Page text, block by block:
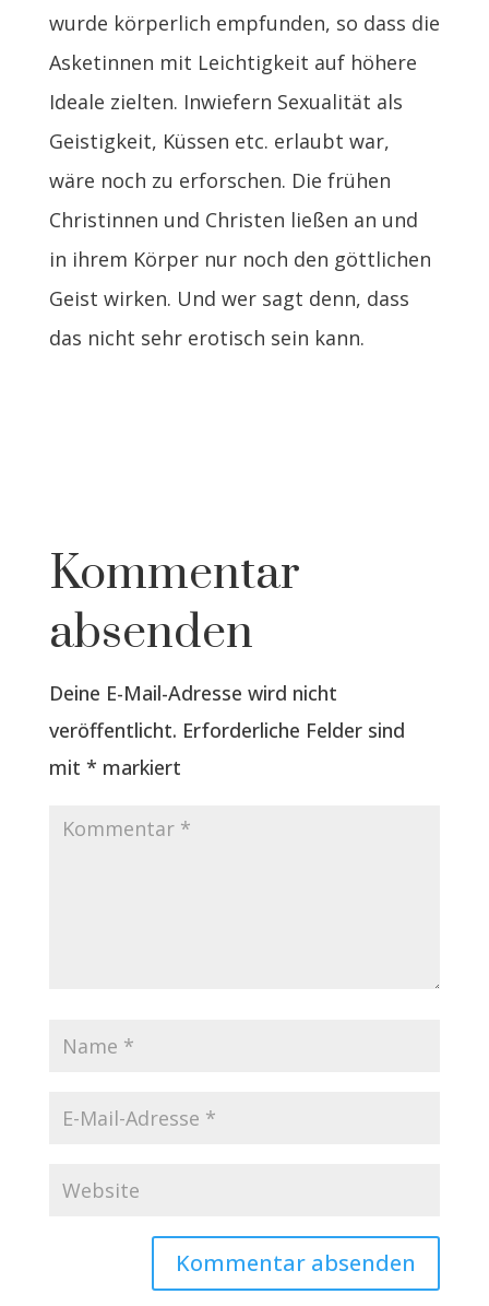
wurde körperlich empfunden, so dass die
Asketinnen mit Leichtigkeit auf höhere
Ideale zielten. Inwiefern Sexualität als
Geistigkeit, Küssen etc. erlaubt war,
wäre noch zu erforschen. Die frühen
Christinnen und Christen ließen an und
in ihrem Körper nur noch den göttlichen
Geist wirken. Und wer sagt denn, dass
das nicht sehr erotisch sein kann.
Kommentar
absenden
Deine E-Mail-Adresse wird nicht
veröffentlicht. Erforderliche Felder sind
mit * markiert